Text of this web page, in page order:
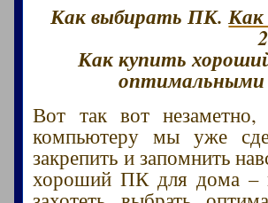
Как выбирать ПК.
Как купить
Вот так вот
компьютеру мы уже
закрепить и запомнить
хороший ПК для дома –